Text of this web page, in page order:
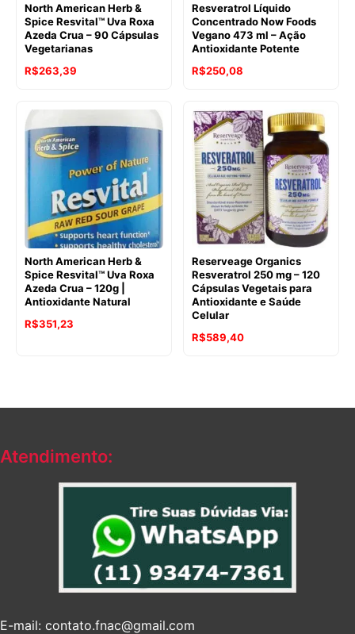
North American Herb &
Spice Resvital™ Uva Roxa
Azeda Crua – 90 Cápsulas
Vegetarianas
O
original
era:
R$321,20.
R$263,39
atual
R$263,39.
Resveratrol Líquido
Concentrado Now Foods
Vegano 473 ml – Ação
Antioxidante Potente
R$250,08
North American Herb &
Spice Resvital™ Uva Roxa
Azeda Crua – 120g |
Antioxidante Natural
O
R$428,30.
R$351,23
R$351,23.
Reserveage Organics
Resveratrol 250 mg – 120
Cápsulas Vegetais para
Antioxidante e Saúde
Celular
R$589,40
Atendimento:
E-mail: contato.fnac@gmail.com